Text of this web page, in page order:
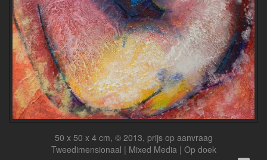
50 x 50 x 4 cm, © 2013, prijs op aanvraag
Tweedimensionaal | Mixed Media | Op doek